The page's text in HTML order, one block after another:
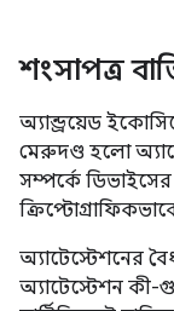
শংসাপত্র
অ্যান্ড্রয়েড
মেরুদণ্ড হলো
সম্পর্কে
অ্যাটেস্টেশনের
অ্যাটেস্টেশন কী-